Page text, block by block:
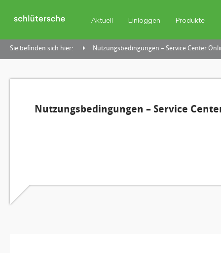
Aktuell Einloggen Produkte
Sie befinden sich hier: Nutzungsbedingungen – Service Center
Nutzungsbedingungen – Service